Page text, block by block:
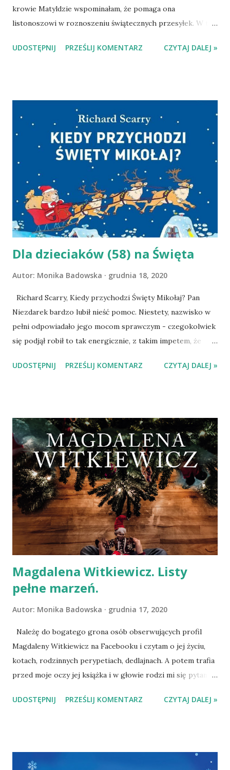
krowie Matyldzie wspominałam, że pomaga ona
listonoszowi w roznoszeniu świątecznych przesyłek. W tej
szansę nieco bardziej przyjrzeć się tej współpracy. A gdy
do domu. Tyle tylko, że drogę przysypał śnieg i zalezienie
domu wcale nie jest łatwe... Na szczęście wszystko dobrze
się kończy. Choć prezenty, które przygotował listonosz
niekoniecznie trafiły do tych osób, o których myślał
ofiarodawca ;-) Pisałam to wielokrotnie, ale napisze raz
jeszcze - uwielbiam ciepło i humor płynący z opowieści o
krowie Matyldzie:-) Sven Nordqvist, Goście na Boże
Narodzenie Findus nie może się doczekać świąt. Pettson
też, ale podchodzi do nich bardziej racjonalnie - ma w...
UDOSTĘPNIJ PRZEŚLIJ KOMENTARZ CZYTAJ DALEJ »
Dla dzieciaków (58) na Święta
Autor: Monika Badowska grudnia 18, 2020
Richard Scarry, Kiedy przychodzi Święty Mikołaj? Pan
Niezdarek bardzo lubił nieść pomoc. Niestety, nazwisko w
pełni odpowiadało jego mocom sprawczym - czegokolwiek
się podjął robił to tak energicznie, z takim impetem, że
pan Niezdarek postanawia wyruszyć do miejsca, gdzie - jak
graficznymi, utrwali w ich myśleniu opowieść o kimś, kto nie
jest mamą ani tatą, a kto raz do roku składa wymarzone
prezenty pod choinką. Emilia Kiereś, O kolędach gawęda
Emilia Kiereś miała doskonały pomysł na snucie opowieść o
o Bożym Narodzeniu przez pryzmat kolęd i pastorałek. Jak
pisze - kultura polska szacuje, że znamy ich około 500 - a
przecież w kościołach czy rodzinach śpiewamy, o ile w
ogóle, zaledwie kilka. O kolędach gawęda ułożona jest tak,
że autorka prezentuje kolędę: słowa i zap...
UDOSTĘPNIJ PRZEŚLIJ KOMENTARZ CZYTAJ DALEJ »
Magdalena Witkiewicz. Listy
pełne marzeń.
Autor: Monika Badowska grudnia 17, 2020
Należę do bogatego grona osób obserwujących profil
Magdaleny Witkiewicz na Facebooku i czytam o jej życiu,
kotach, rodzinnych perypetiach, dedlajnach. A potem trafia
przed moje oczy jej książka i w głowie rodzi mi się pytanie
odchowywaniem kocich osesków, dzierganiem chust i
pewnych kwestiach bywa miła, w innych apodyktyczna, to
UDOSTĘPNIJ PRZEŚLIJ KOMENTARZ CZYTAJ DALEJ »